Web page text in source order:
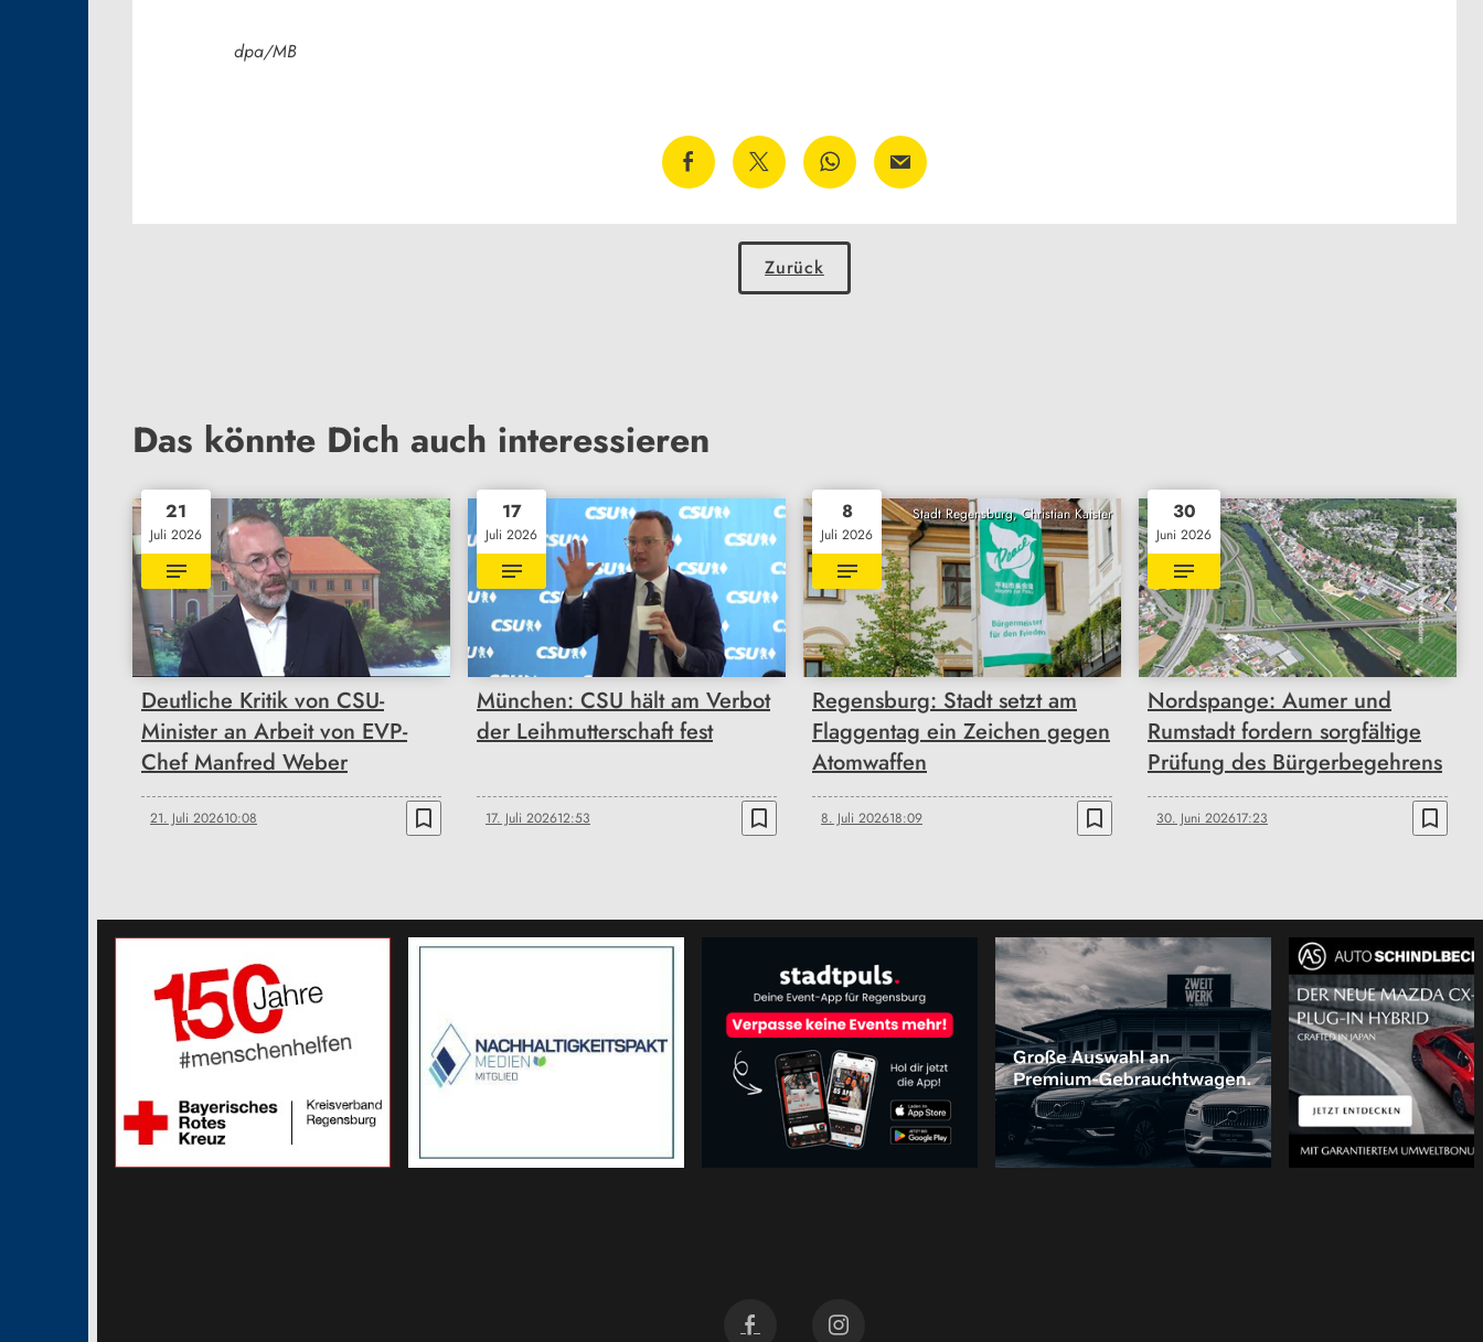
dpa/MB
Zurück
Das könnte Dich auch interessieren
21
Juli 2026
Deutliche Kritik von CSU-
Minister an Arbeit von EVP-
Chef Manfred Weber
21. Juli 202610:08 bookmark_border
17
Juli 2026
München: CSU hält am Verbot
der Leihmutterschaft fest
17. Juli 202612:53 bookmark_border
Stadt Regensburg, Christian Kaister
8
Juli 2026
Regensburg: Stadt setzt am
Flaggentag ein Zeichen gegen
Atomwaffen
8. Juli 202618:09 bookmark_border
30
Juni 2026
Nordspange: Aumer und
Rumstadt fordern sorgfältige
Prüfung des Bürgerbegehrens
30. Juni 202617:23 bookmark_border